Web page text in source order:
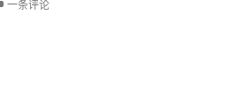
一条评论